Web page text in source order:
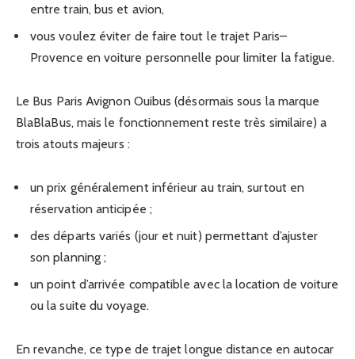
entre train, bus et avion,
vous voulez éviter de faire tout le trajet Paris–
Provence en voiture personnelle pour limiter la fatigue.
Le Bus Paris Avignon Ouibus (désormais sous la marque
BlaBlaBus, mais le fonctionnement reste très similaire) a
trois atouts majeurs :
un prix généralement inférieur au train, surtout en
réservation anticipée ;
des départs variés (jour et nuit) permettant d’ajuster
son planning ;
un point d’arrivée compatible avec la location de voiture
ou la suite du voyage.
En revanche, ce type de trajet longue distance en autocar